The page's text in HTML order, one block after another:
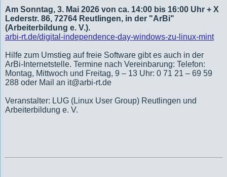
Am Sonntag, 3. Mai 2026 von ca. 14:00 bis 16:00 Uhr + X
Lederstr. 86, 72764 Reutlingen, in der "ArBi"
(Arbeiterbildung e. V.).
arbi-rt.de/digital-independence-day-windows-zu-linux-mint
Hilfe zum Umstieg auf freie Software gibt es auch in der
ArBi-Internetstelle. Termine nach Vereinbarung: Telefon:
Montag, Mittwoch und Freitag, 9 – 13 Uhr: 0 71 21 – 69 59
288 oder Mail an it@arbi-rt.de
Veranstalter: LUG (Linux User Group) Reutlingen und
Arbeiterbildung e. V.